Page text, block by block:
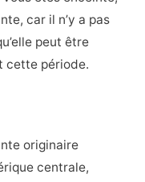
car il n’y a pas
peut être
cette période.
originaire
centrale,